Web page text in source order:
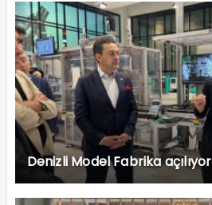
Denizli Model Fabrika açılıyor